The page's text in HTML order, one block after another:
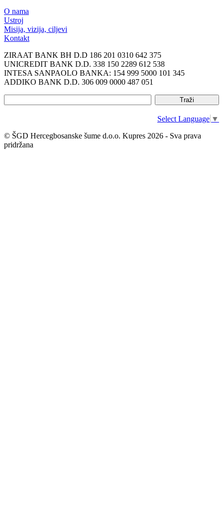
O nama
Ustroj
Misija, vizija, ciljevi
Kontakt
ZIRAAT BANK BH D.D 186 201 0310 642 375
UNICREDIT BANK D.D. 338 150 2289 612 538
INTESA SANPAOLO BANKA: 154 999 5000 101 345
ADDIKO BANK D.D. 306 009 0000 487 051
Select Language ▼
© ŠGD Hercegbosanske šume d.o.o. Kupres 2026 - Sva prava
pridržana